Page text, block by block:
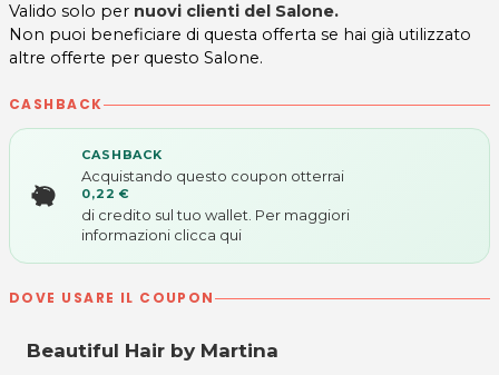
Valido solo per nuovi clienti del Salone.
Non puoi beneficiare di questa offerta se hai già utilizzato
altre offerte per questo Salone.
CASHBACK
CASHBACK
Acquistando questo coupon otterrai
0,22 €
di credito sul tuo wallet. Per maggiori
informazioni clicca qui
DOVE USARE IL COUPON
Beautiful Hair by Martina